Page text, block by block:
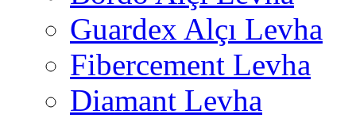
Guardex Alçı Levha
Fibercement Levha
Diamant Levha